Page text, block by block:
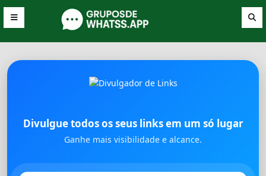
Divulgue todos os seus links em um só lugar
Ganhe mais visibilidade e alcance.